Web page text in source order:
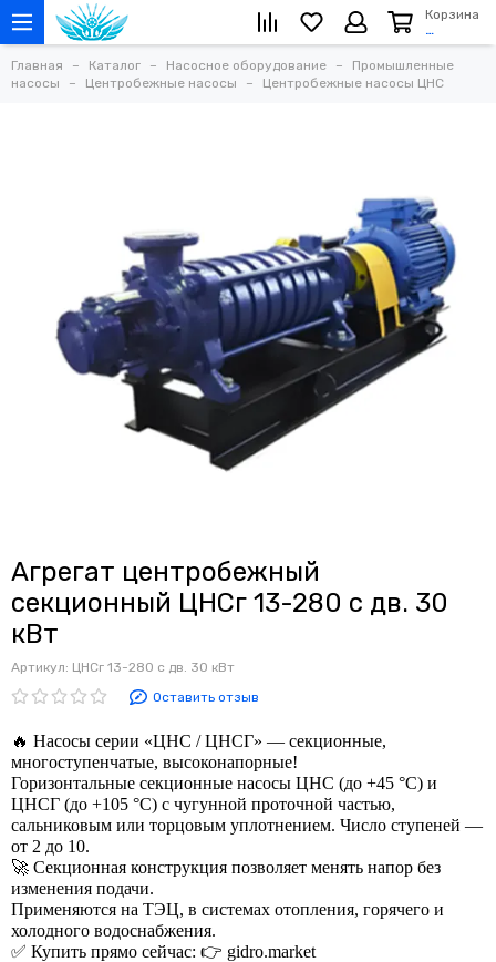
Корзина
…
Главная Каталог Насосное оборудование
Промышленные
насосы
Центробежные насосы Центробежные насосы ЦНС
Агрегат центробежный
секционный ЦНСг 13-280 с дв. 30
кВт
Артикул: ЦНСг 13-280 с дв. 30 кВт
Оставить отзыв
🔥 Насосы серии «ЦНС / ЦНСГ» — секционные,
многоступенчатые, высоконапорные!
Горизонтальные секционные насосы ЦНС (до +45 °C) и
ЦНСГ (до +105 °C) с чугунной проточной частью,
сальниковым или торцовым уплотнением. Число ступеней —
от 2 до 10.
🚀 Секционная конструкция позволяет менять напор без
изменения подачи.
Применяются на ТЭЦ, в системах отопления, горячего и
холодного водоснабжения.
✅ Купить прямо сейчас: 👉 gidro.market